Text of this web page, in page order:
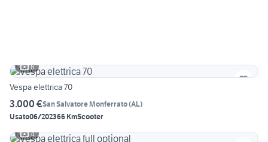
6
Vespa elettrica 70
3.000 €San Salvatore Monferrato(AL)
Usato06/202366 KmScooter
4